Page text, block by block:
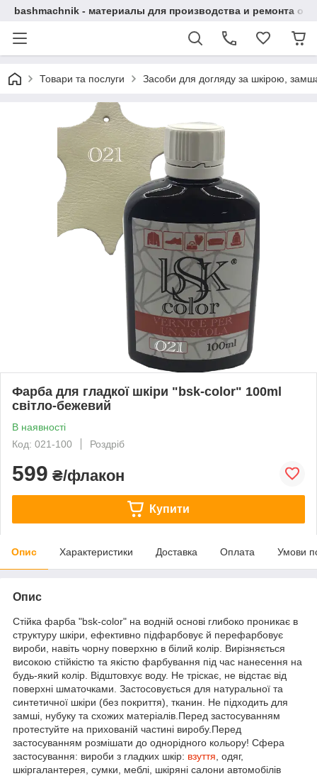
bashmachnik - материалы для производства и ремонта
Товари та послуги Засоби для догляду за шкірою,
Фарба для гладкої шкіри "bsk-color" 100ml
світло-бежевий
В наявності
Код: 021-100
Роздріб
599 ₴/флакон
Купити
Опис Характеристики Доставка Оплата Умови
Опис
Стійка фарба "bsk-color" на водній основі глибоко проникає в
структуру шкіри, ефективно підфарбовує й перефарбовує
вироби, навіть чорну поверхню в білий колір. Вирізняється
високою стійкістю та якістю фарбування під час нанесення на
будь-який колір. Відштовхує воду. Не тріскає, не відстає від
поверхні шматочками. Застосовується для натуральної та
синтетичної шкіри (без покриття), тканин. Не підходить для
замші, нубуку та схожих матеріалів.Перед застосуванням
протестуйте на прихованій частині виробу.Перед
застосуванням розмішати до однорідного кольору! Сфера
застосування: вироби з гладких шкір: взуття , одяг,
шкіргалантерея, сумки, меблі, шкіряні салони автомобілів